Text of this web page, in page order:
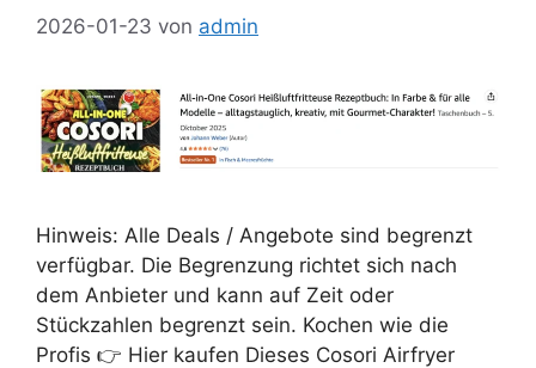
2026-01-23 von admin
Hinweis: Alle Deals / Angebote sind begrenzt
verfügbar. Die Begrenzung richtet sich nach
dem Anbieter und kann auf Zeit oder
Stückzahlen begrenzt sein. Kochen wie die
Profis 👉 Hier kaufen Dieses Cosori Airfryer